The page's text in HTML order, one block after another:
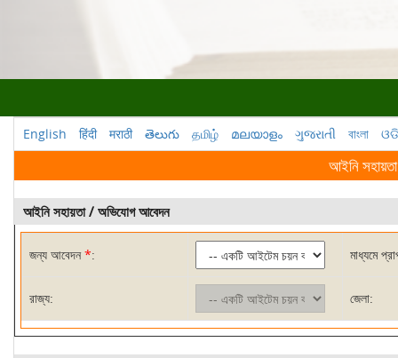
English हिंदी मराठी తెలుగు தமிழ் മലയാളം ગુજરાતી বাংলা
আইনি
আইনি সহায়তা / অভিযোগ আবেদন
জন্য আবেদন*: মাধ্যমে
রাজ্য: জেলা: